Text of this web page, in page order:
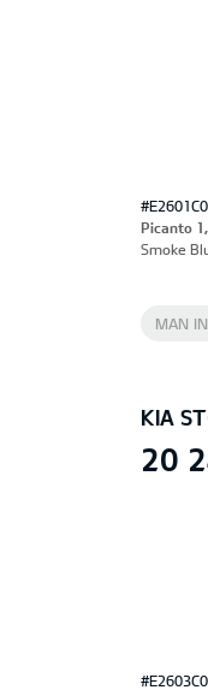
Picanto
Smoke
MAN
KIA
20